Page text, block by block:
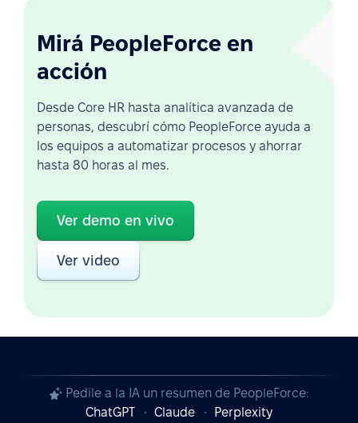
Mirá PeopleForce en
acción
Desde Core HR hasta analítica avanzada de
personas, descubrí cómo PeopleForce ayuda a
los equipos a automatizar procesos y ahorrar
hasta 80 horas al mes.
Ver demo en vivo
Ver video
Pedile a la IA un resumen de PeopleForce:
ChatGPT
Claude Perplexity